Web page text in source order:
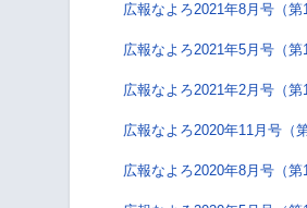
広報なよろ2021年8月号（第
広報なよろ2021年5月号（第
広報なよろ2021年2月号（第
広報なよろ2020年11月号（
広報なよろ2020年8月号（第